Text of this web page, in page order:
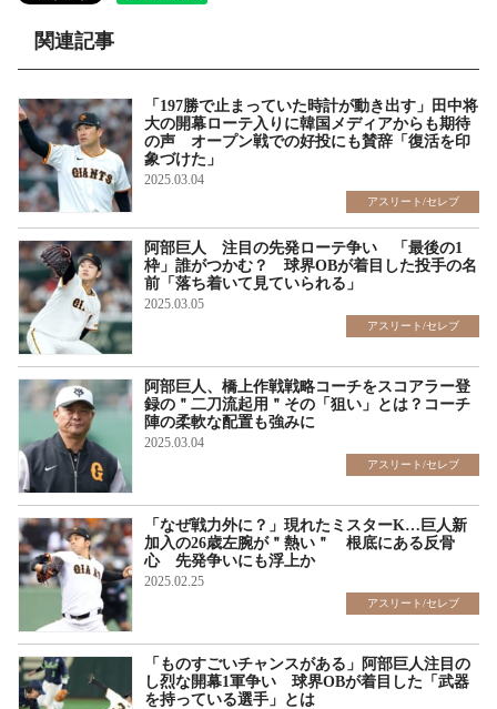
関連記事
「197勝で止まっていた時計が動き出す」田中将
大の開幕ローテ入りに韓国メディアからも期待
の声 オープン戦での好投にも賛辞「復活を印
象づけた」
2025.03.04
アスリート/セレブ
阿部巨人 注目の先発ローテ争い 「最後の1
枠」誰がつかむ？ 球界OBが着目した投手の名
前「落ち着いて見ていられる」
2025.03.05
アスリート/セレブ
阿部巨人、橋上作戦戦略コーチをスコアラー登
録の＂二刀流起用＂その「狙い」とは？コーチ
陣の柔軟な配置も強みに
2025.03.04
アスリート/セレブ
「なぜ戦力外に？」現れたミスターK…巨人新
加入の26歳左腕が＂熱い＂ 根底にある反骨
心 先発争いにも浮上か
2025.02.25
アスリート/セレブ
「ものすごいチャンスがある」阿部巨人注目の
し烈な開幕1軍争い 球界OBが着目した「武器
を持っている選手」とは